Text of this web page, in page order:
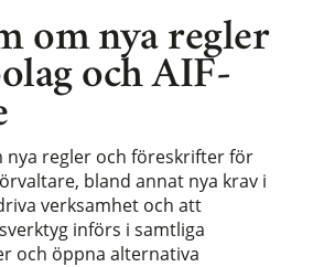
om nya regler
och AIF-
nya regler och föreskrifter för
bland annat nya krav i
verksamhet och att
införs i samtliga
och öppna alternativa